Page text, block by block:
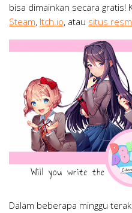
bisa dimainkan secara gratis!
Steam, Itch.io, atau situs
Dalam beberapa minggu